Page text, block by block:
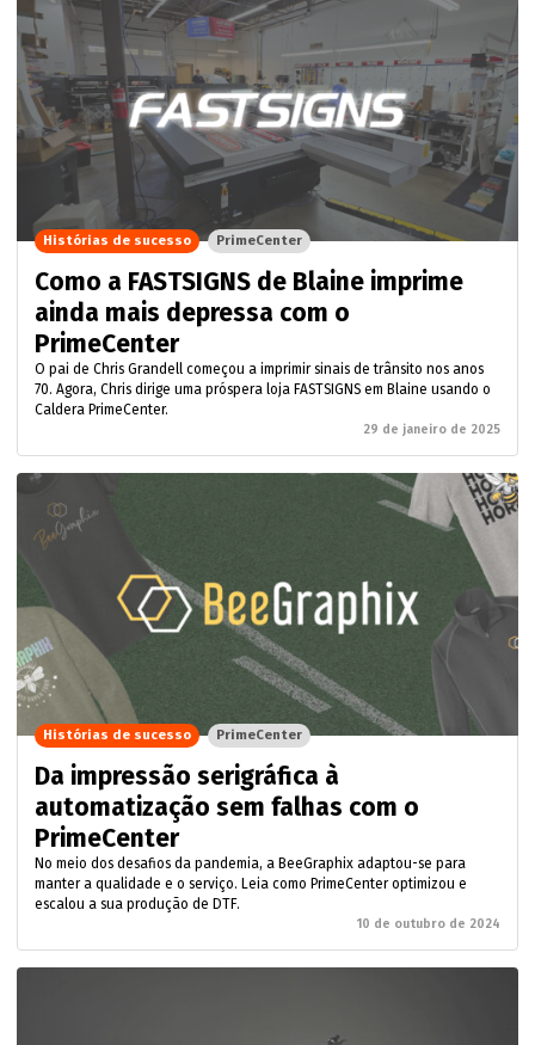
Como a FASTSIGNS de Blaine imprime
ainda mais depressa com o
PrimeCenter
O pai de Chris Grandell começou a imprimir sinais de trânsito nos anos
70. Agora, Chris dirige uma próspera loja FASTSIGNS em Blaine usando o
Caldera PrimeCenter.
29 de janeiro de 2025
Histórias de sucesso PrimeCenter
Da impressão serigráfica à
automatização sem falhas com o
PrimeCenter
No meio dos desafios da pandemia, a BeeGraphix adaptou-se para
manter a qualidade e o serviço. Leia como PrimeCenter optimizou e
escalou a sua produção de DTF.
10 de outubro de 2024
Histórias de sucesso PrimeCenter